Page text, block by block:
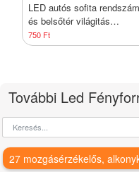
LED autós sofita
és belsőtér világitás
C6L5050 42mm HidegFehér
1 év garancia
750 Ft
További Led
27 mozgásérzékelős,